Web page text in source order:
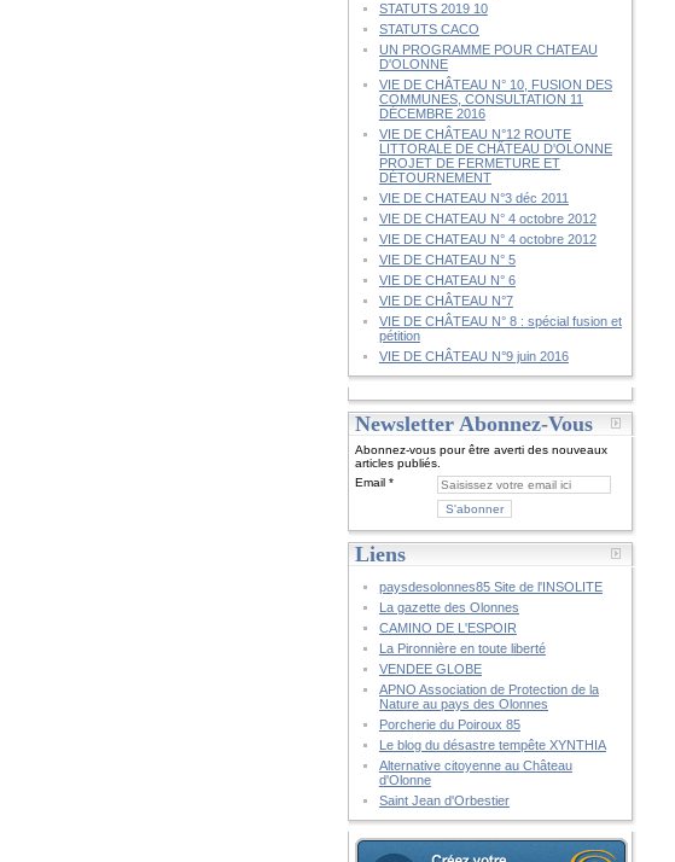
STATUTS 2019 10
STATUTS CACO
UN PROGRAMME POUR CHATEAU
D'OLONNE
VIE DE CHÂTEAU N° 10, FUSION DES
COMMUNES, CONSULTATION 11
DÉCEMBRE 2016
VIE DE CHÂTEAU N°12 ROUTE
LITTORALE DE CHÂTEAU D'OLONNE
PROJET DE FERMETURE ET
DÉTOURNEMENT
VIE DE CHATEAU N°3 déc 2011
VIE DE CHATEAU N° 4 octobre 2012
VIE DE CHATEAU N° 4 octobre 2012
VIE DE CHATEAU N° 5
VIE DE CHATEAU N° 6
VIE DE CHÂTEAU N°7
VIE DE CHÂTEAU N° 8 : spécial fusion et
pétition
VIE DE CHÂTEAU N°9 juin 2016
Newsletter Abonnez-Vous
Abonnez-vous pour être averti des nouveaux
articles publiés.
Email
Liens
paysdesolonnes85 Site de l'INSOLITE
La gazette des Olonnes
CAMINO DE L'ESPOIR
La Pironnière en toute liberté
VENDEE GLOBE
APNO Association de Protection de la
Nature au pays des Olonnes
Porcherie du Poiroux 85
Le blog du désastre tempête XYNTHIA
Alternative citoyenne au Château
d'Olonne
Saint Jean d'Orbestier